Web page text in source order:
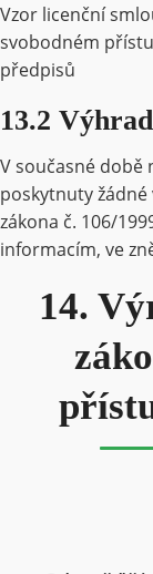
Vzor licenční
svobodném
předpisů
13.2
V současné době
poskytnuty
zákona č. 106/
informacím, ve
14.